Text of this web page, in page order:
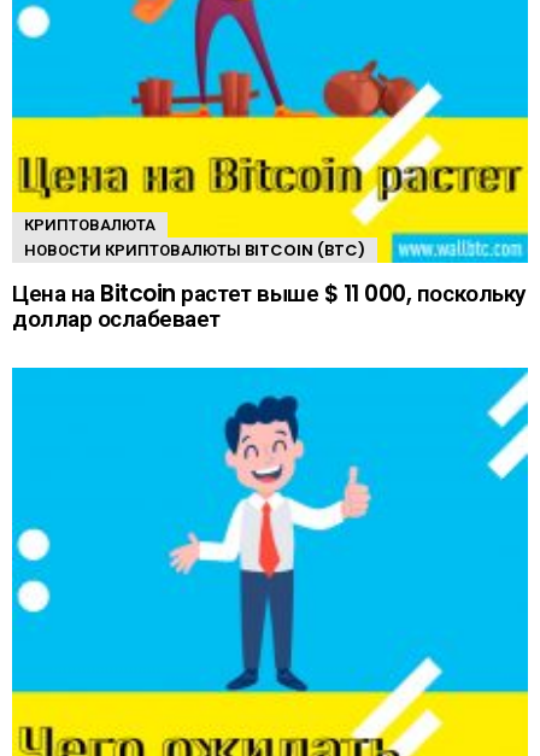
КРИПТОВАЛЮТА
НОВОСТИ КРИПТОВАЛЮТЫ BITCOIN (BTC)
Цена на Bitcoin растет выше $ 11 000, поскольку
доллар ослабевает